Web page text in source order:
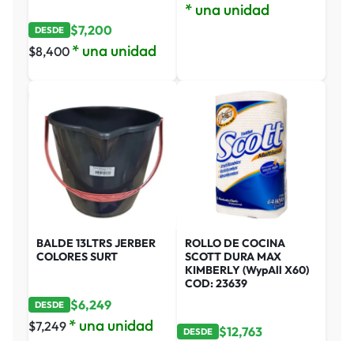
DESDE $7,200
$8,400 * una unidad
* una unidad
BALDE 13LTRS JERBER
COLORES SURT
DESDE $6,249
$7,249 * una unidad
ROLLO DE COCINA
SCOTT DURA MAX
KIMBERLY (WypAll X60)
COD: 23639
DESDE $12,763